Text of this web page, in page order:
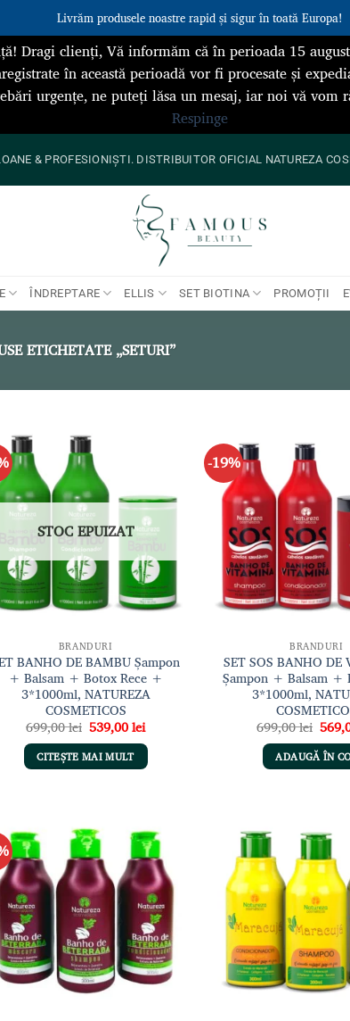
Livrăm produsele noastre rapid și sigur în toată Europa!
Dragi clienți, Vă informăm că în perioada 15
în această perioadă vor fi procesate și
urgențe, ne puteți lăsa un mesaj, iar noi vă
Respinge
& PROFESIONIȘTI. DISTRIBUITOR OFICIAL NATUREZA
ÎNDREPTARE ELLIS SET BIOTINA PROMOȚII
ETICHETATE „SETURI”
dorințe
STOC EPUIZAT
BRANDURI
BANHO DE BAMBU Șampon
+ Balsam + Botox Rece +
3*1000ml, NATUREZA
COSMETICOS
699,00lei Prețul
inițial
a
fost:
699,00 lei.
539,00leiPrețul
curent
este:
539,00 lei.
CITEȘTE MAI MULT
-19%
BRANDURI
SET SOS BANHO
Șampon + Balsam +
3*1000ml,
699,00lei
a
fost:
ADAUGĂ ÎN
Adaugă
la lista
de
dorințe